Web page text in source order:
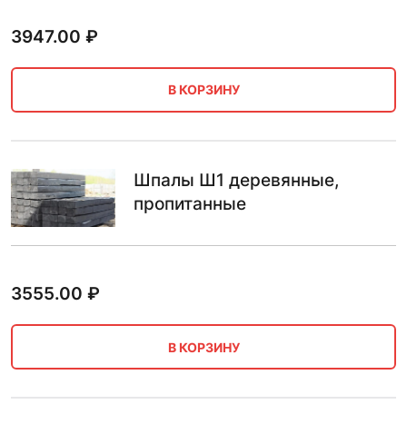
3947.00 ₽
В КОРЗИНУ
Шпалы Ш1 деревянные,
пропитанные
3555.00 ₽
В КОРЗИНУ